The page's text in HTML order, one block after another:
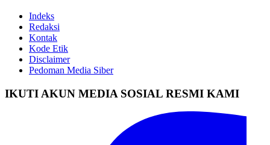
Indeks
Redaksi
Kontak
Kode Etik
Disclaimer
Pedoman Media Siber
IKUTI AKUN MEDIA SOSIAL RESMI KAMI